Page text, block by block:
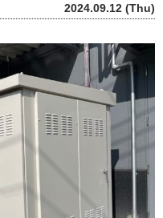
2024.09.12 (Thu)